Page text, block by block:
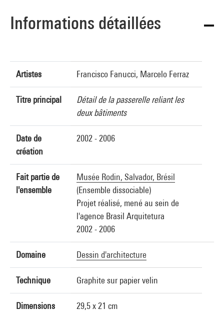
Informations détaillées
Artistes Francisco Fanucci, Marcelo Ferraz
Titre principal
Détail de la passerelle reliant les
deux bâtiments
Date de
création
2002 - 2006
Fait partie de
l'ensemble
Musée Rodin, Salvador, Brésil
(Ensemble dissociable)
Projet réalisé, mené au sein de
l'agence Brasil Arquitetura
2002 - 2006
Domaine Dessin d'architecture
Technique Graphite sur papier velin
Dimensions 29,5 x 21 cm